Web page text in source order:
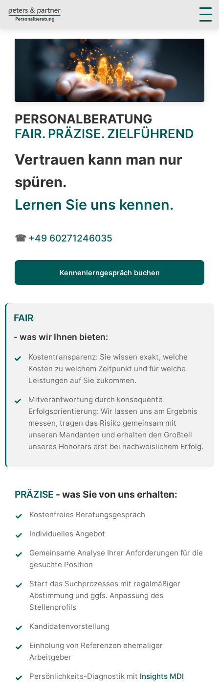
Persönlichkeits-Diagnostik
Unternehmer-Sparring
Mindset Akademie
PERSONALBERATUNG
FAIR. PRÄZISE. ZIELFÜHREND
Vertrauen kann man nur
spüren.
Lernen Sie uns kennen.
☎ +49 60271246035
Kennenlerngespräch buchen
FAIR
- was wir Ihnen bieten:
Kostentransparenz: Sie wissen exakt, welche
Kosten zu welchem Zeitpunkt und für welche
Leistungen auf Sie zukommen.
Mitverantwortung durch konsequente
Erfolgsorientierung: Wir lassen uns am Ergebnis
messen, tragen das Risiko gemeinsam mit
unseren Mandanten und erhalten den Großteil
unseres Honorars erst bei nachweislichem Erfolg.
PRÄZISE - was Sie von uns erhalten:
Kostenfreies Beratungsgespräch
Individuelles Angebot
Gemeinsame Analyse Ihrer Anforderungen für die
gesuchte Position
Start des Suchprozesses mit regelmäßiger
Abstimmung und ggfs. Anpassung des
Stellenprofils
Kandidatenvorstellung
Einholung von Referenzen ehemaliger
Arbeitgeber
Persönlichkeits-Diagnostik mit Insights MDI